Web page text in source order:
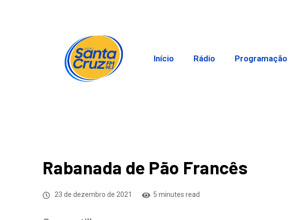
Início Rádio Programação
Rabanada de Pão Francês
23 de dezembro de 2021 5 minutes read